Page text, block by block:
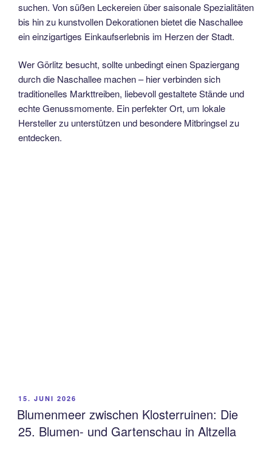
suchen. Von süßen Leckereien über saisonale Spezialitäten
bis hin zu kunstvollen Dekorationen bietet die Naschallee
ein einzigartiges Einkaufserlebnis im Herzen der Stadt.
Wer Görlitz besucht, sollte unbedingt einen Spaziergang
durch die Naschallee machen – hier verbinden sich
traditionelles Markttreiben, liebevoll gestaltete Stände und
echte Genussmomente. Ein perfekter Ort, um lokale
Hersteller zu unterstützen und besondere Mitbringsel zu
entdecken.
VERÖFFENTLICHT
AM
15. JUNI 2026
Blumenmeer zwischen Klosterruinen: Die
25. Blumen- und Gartenschau in Altzella